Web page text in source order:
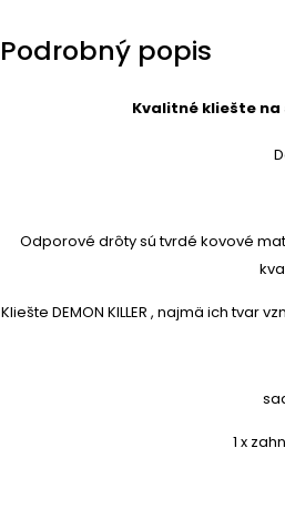
Podrobný popis
Kvalitné kliešte
Odporové drôty sú tvrdé kovové
Kliešte DEMON KILLER , najmä ich
1 x